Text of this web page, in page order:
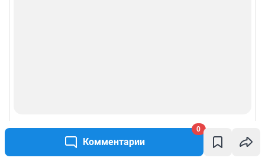
Комментарии
0